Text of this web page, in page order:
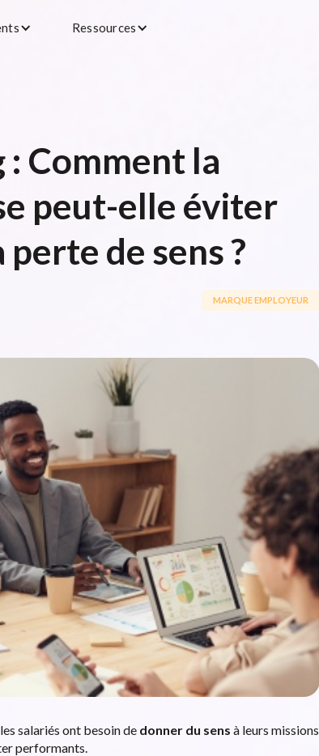
Ressources
Comment la
peut-elle éviter
de sens ?
MARQUE EMPLOYEUR
salariés ont besoin de donner du sens à leurs missions
performants.